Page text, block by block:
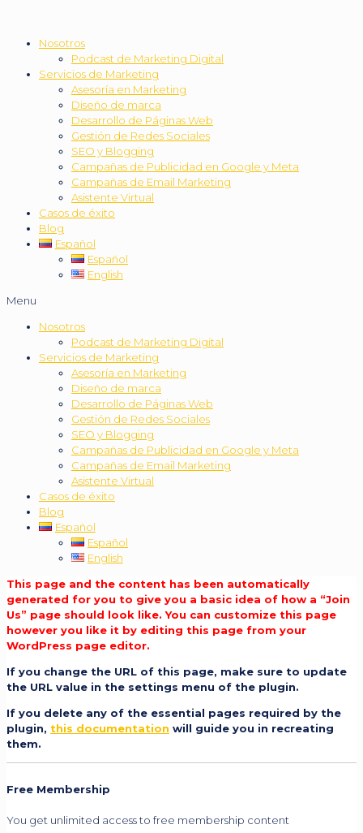
Nosotros
Podcast de Marketing Digital
Servicios de Marketing
Asesoría en Marketing
Diseño de marca
Desarrollo de Páginas Web
Gestión de Redes Sociales
SEO y Blogging
Campañas de Publicidad en Google y Meta
Campañas de Email Marketing
Asistente Virtual
Casos de éxito
Blog
Español
Español
English
Menu
Nosotros
Podcast de Marketing Digital
Servicios de Marketing
Asesoría en Marketing
Diseño de marca
Desarrollo de Páginas Web
Gestión de Redes Sociales
SEO y Blogging
Campañas de Publicidad en Google y Meta
Campañas de Email Marketing
Asistente Virtual
Casos de éxito
Blog
Español
Español
English
This page and the content has been automatically
generated for you to give you a basic idea of how a “Join
Us” page should look like. You can customize this page
however you like it by editing this page from your
WordPress page editor.
If you change the URL of this page, make sure to update
the URL value in the settings menu of the plugin.
If you delete any of the essential pages required by the
plugin, this documentation will guide you in recreating
them.
Free Membership
You get unlimited access to free membership content